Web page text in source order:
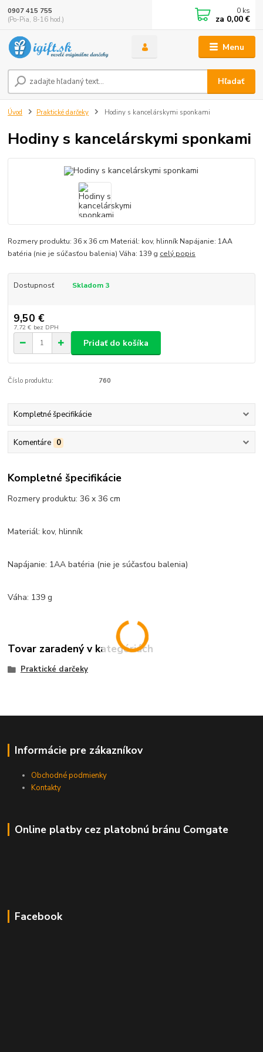
Menu
Hľadať
0907 415 755
(Po-Pia, 8-16 hod.)
0 ks
za 0,00 €
Úvod Praktické darčeky Hodiny s kancelárskymi sponkami
Hodiny s kancelárskymi sponkami
Rozmery produktu: 36 x 36 cm Materiál: kov, hlinník Napájanie: 1AA
batéria (nie je súčasťou balenia) Váha: 139 g celý popis
Dostupnosť Skladom 3
9,50 €
7,72 € bez DPH
Pridať do košíka
Číslo produktu: 760
Kompletné špecifikácie
Komentáre 0
Kompletné špecifikácie
Rozmery produktu: 36 x 36 cm
Materiál: kov, hlinník
Napájanie: 1AA batéria (nie je súčasťou balenia)
Váha: 139 g
Tovar zaradený v kategóriách
Praktické darčeky
Informácie pre zákazníkov
Obchodné podmienky
Kontakty
Online platby cez platobnú bránu Comgate
Facebook